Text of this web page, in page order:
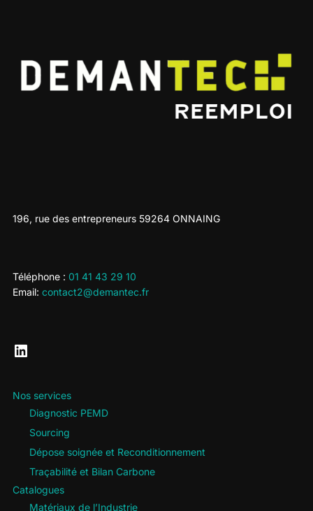
196, rue des entrepreneurs 59264 ONNAING
Téléphone : 01 41 43 29 10
Email: contact2@demantec.fr
LinkedIn
Nos services
Diagnostic PEMD
Sourcing
Dépose soignée et Reconditionnement
Traçabilité et Bilan Carbone
Catalogues
Matériaux de l’Industrie